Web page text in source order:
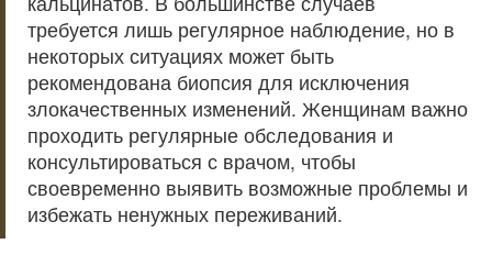
требуется лишь регулярное наблюдение, но в
некоторых ситуациях может быть
рекомендована биопсия для исключения
злокачественных изменений. Женщинам важно
проходить регулярные обследования и
консультироваться с врачом, чтобы
своевременно выявить возможные проблемы и
избежать ненужных переживаний.